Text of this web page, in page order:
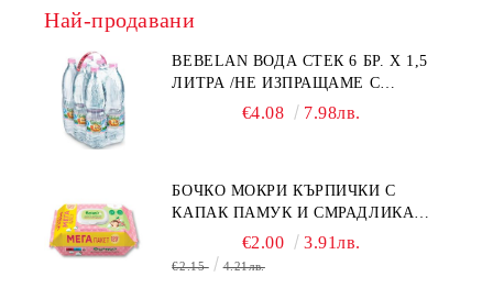
Най-продавани
BEBELAN ВОДА СТЕК 6 БР. Х 1,5
ЛИТРА /НЕ ИЗПРАЩАМЕ С
€4.08 7.98лв.
БОЧКО МОКРИ КЪРПИЧКИ С
КАПАК ПАМУК И СМРАДЛИКА
€2.00 3.91лв.
€2.15 4.21лв.